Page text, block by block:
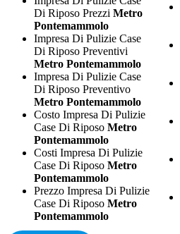
Di Riposo Prezzi Metro
Pontemammolo
Impresa Di Pulizie Case
Di Riposo Preventivi
Metro Pontemammolo
Impresa Di Pulizie Case
Di Riposo Preventivo
Metro Pontemammolo
Costo Impresa Di Pulizie
Case Di Riposo Metro
Pontemammolo
Costi Impresa Di Pulizie
Case Di Riposo Metro
Pontemammolo
Prezzo Impresa Di Pulizie
Case Di Riposo Metro
Pontemammolo